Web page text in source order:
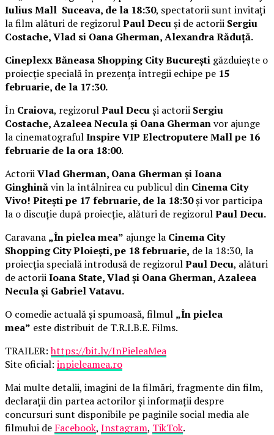
Iulius Mall Suceava, de la 18:30, spectatorii sunt invitați
la film alături de regizorulPaul Decuși de actorii Sergiu
Costache, Vlad si Oana Gherman, Alexandra Răduță.
Cineplexx Băneasa Shopping City București găzduiește o
proiecție specială în prezența întregii echipe pe 15
februarie, de la 17:30.
În Craiova, regizorulPaul Decuși actorii Sergiu
Costache, Azaleea Necula și Oana Ghermanvor ajunge
la cinematografulInspire VIP Electroputere Mall pe 16
februarie de la ora 18:00.
ActoriiVlad Gherman, Oana Gherman și Ioana
Ginghinăvin la întâlnirea cu publicul din Cinema City
Vivo! Pitești pe 17 februarie, de la 18:30și vor participa
la o discuție după proiecție, alături de regizorulPaul Decu.
Caravana „În pielea mea” ajunge la Cinema City
Shopping City Ploiești, pe 18 februarie, de la 18:30, la
proiecția specială introdusă de regizorulPaul Decu, alături
de actoriiIoana State, Vlad și Oana Gherman, Azaleea
Necula și Gabriel Vatavu.
O comedie actuală și spumoasă, filmul „În pielea
mea” este distribuit de T.R.I.B.E. Films.
TRAILER:https://bit.ly/InPieleaMea
Site oficial: inpieleamea.ro
Mai multe detalii, imagini de la filmări, fragmente din film,
declarații din partea actorilor și informații despre
concursuri sunt disponibile pe paginile social media ale
filmului de Facebook, Instagram, TikTok.